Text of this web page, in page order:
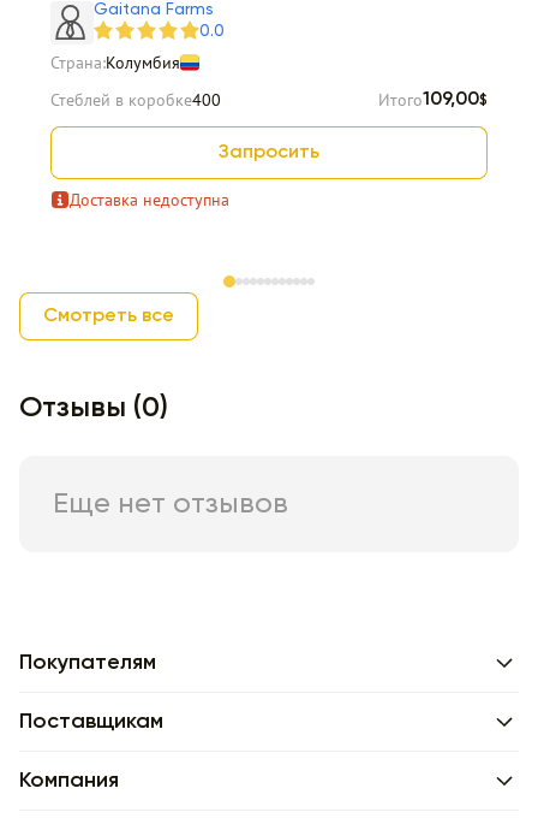
Gaitana Farms
0.0
Страна:Колумбия
Стеблей в коробке400 Итого109,00$
Запросить
Доставка недоступна
Item 1 of 12
Смотреть все
Отзывы (0)
Еще нет отзывов
Покупателям
Поставщикам
Компания